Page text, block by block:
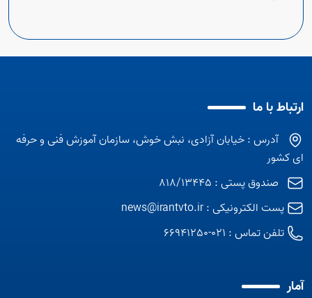
ارتباط با ما
آدرس : خیابان آزادی، نبش خوش، سازمان آموزش فنی و حرفه
ای کشور
صندوق پستی : 818/13445
پست الکترونیکی :news@irantvto.ir
تلفن تماس : 021-66941250
آمار